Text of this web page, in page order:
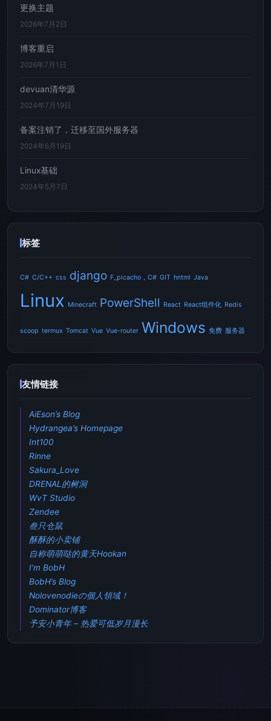
更换主题
2026年7月2日
博客重启
2026年7月1日
devuan清华源
2024年7月19日
备案注销了，迁移至国外服务器
2024年6月19日
Linux基础
2024年5月7日
标签
C# C/C++ css django F_picacho，C# GIT hntml Java
Linux Minecraft PowerShell React React组件化 Redis
scoop termux Tomcat Vue Vue-router Windows 免费 服务器
友情链接
AiEson’s Blog
Hydrangea’s Homepage
Int100
Rinne
Sakura_Love
DRENAL的树洞
WvT Studio
Zendee
叁只仓鼠
酥酥的小卖铺
自称萌萌哒的黄天Hookan
I’m BobH
BobH’s Blog
Nolovenodieの個人領域！
Dominator博客
予安小青年 – 热爱可低岁月漫长